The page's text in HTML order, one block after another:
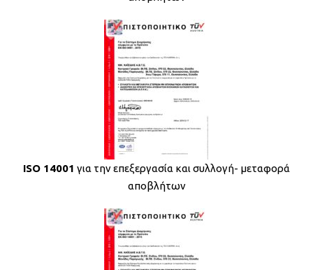
ISO 14001 για την επεξεργασία και συλλογή- μεταφορά
αποβλήτων